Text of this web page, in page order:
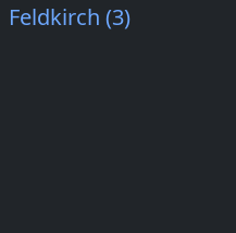
Feldkirch (3)